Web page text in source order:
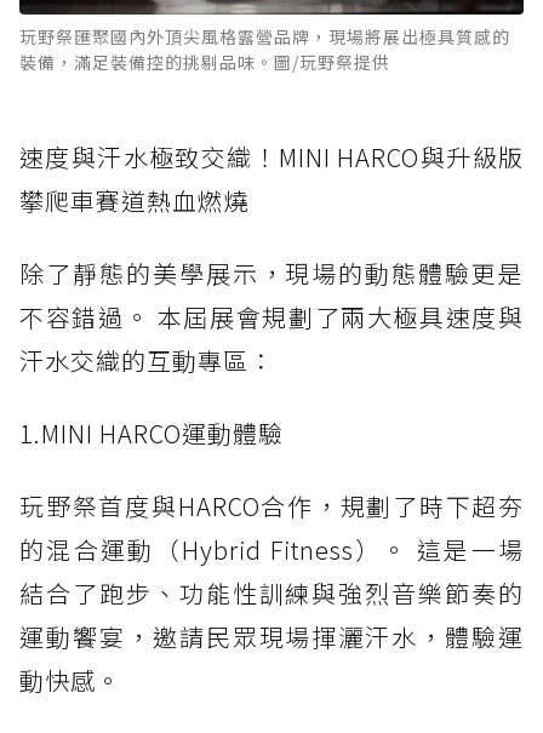
玩野祭匯聚國內外頂尖風格露營品牌，現場將展出極具質感的
裝備，滿足裝備控的挑剔品味。圖/玩野祭提供
速度與汗水極致交織！MINI HARCO與升級版
攀爬車賽道熱血燃燒
除了靜態的美學展示，現場的動態體驗更是
不容錯過。 本屆展會規劃了兩大極具速度與
汗水交織的互動專區：
1.MINI HARCO運動體驗
玩野祭首度與HARCO合作，規劃了時下超夯
的混合運動（Hybrid Fitness）。 這是一場
結合了跑步、功能性訓練與強烈音樂節奏的
運動饗宴，邀請民眾現場揮灑汗水，體驗運
動快感。